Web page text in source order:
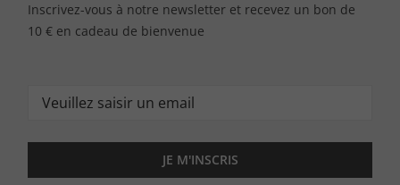
Inscrivez-vous à notre newsletter et recevez un bon de
10 € en cadeau de bienvenue
JE M'INSCRIS